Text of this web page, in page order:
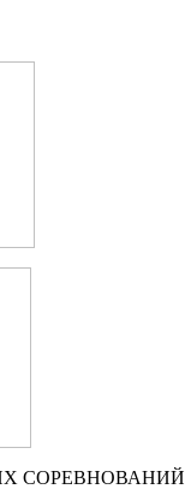
СОРЕВНОВАНИЙ